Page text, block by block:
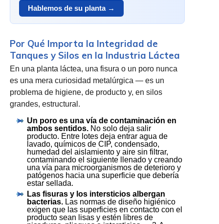
Hablemos de su planta →
Por Qué Importa la Integridad de
Tanques y Silos en la Industria Láctea
En una planta láctea, una fisura o un poro nunca
es una mera curiosidad metalúrgica — es un
problema de higiene, de producto y, en silos
grandes, estructural.
Un poro es una vía de contaminación en
ambos sentidos. No solo deja salir
producto. Entre lotes deja entrar agua de
lavado, químicos de CIP, condensado,
humedad del aislamiento y aire sin filtrar,
contaminando el siguiente llenado y creando
una vía para microorganismos de deterioro y
patógenos hacia una superficie que debería
estar sellada.
Las fisuras y los intersticios albergan
bacterias. Las normas de diseño higiénico
exigen que las superficies en contacto con el
producto sean lisas y estén libres de